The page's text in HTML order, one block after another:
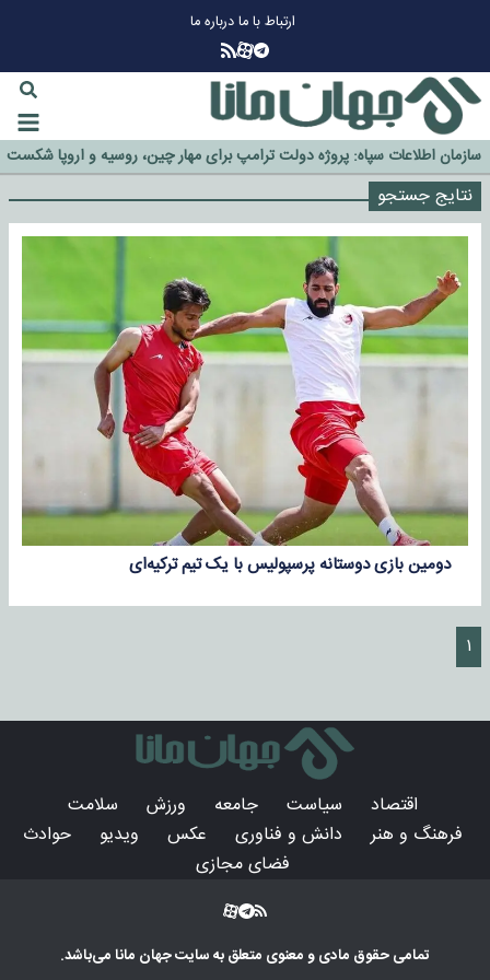
ارتباط با مادرباره ما
گزینه جدایی اوسمار روی میز مدیران پرسپولیس
آیا رئیس جمهور آمریکا قانون را دور می‌زند؟
اخراج رسمی چهره نامدار از پرسپولیس
سازمان اطلاعات سپاه: پروژه دولت ترامپ برای مهار چین، روسیه و اروپا شکست
خورد
نتایج جستجو
دومین بازی دوستانه پرسپولیس با یک تیم ترکیه‌ای
۱
اقتصاد سیاست جامعه ورزش
سلامت
فرهنگ و هنر
دانش و فناوری عکس ویدیو
حوادث
فضای مجازی
تمامی حقوق مادی و معنوی متعلق به سایتجهان مانامی‌باشد.